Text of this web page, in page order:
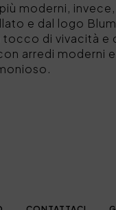
moderni, invece,
e dal logo
tocco di vivacità e
arredi moderni